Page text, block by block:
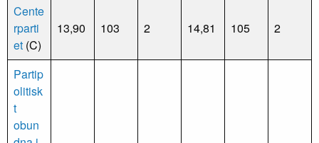
Cente
rparti
et (C)
13,90 103 2 14,81 105 2
Partip
olitisk
t
obun